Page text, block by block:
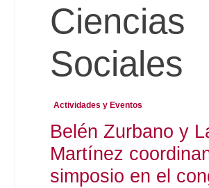
Periodismo
Publicidad y RR.PP
Doble Grado PER/CAV
Publicidad y RR.PP
Comunicación Audiovisual
#miTFG
#YoPractico
Ciencias
Sociales
Actividades y Eventos
Belén Zurbano y
Martínez
simposio en el